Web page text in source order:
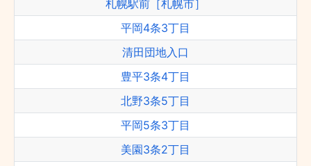
札幌駅前［札幌市］
平岡4条3丁目
清田団地入口
豊平3条4丁目
北野3条5丁目
平岡5条3丁目
美園3条2丁目